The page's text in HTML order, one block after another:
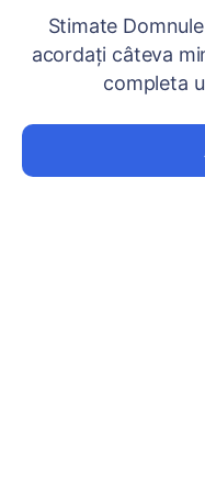
Stimate
acordați câteva
completa